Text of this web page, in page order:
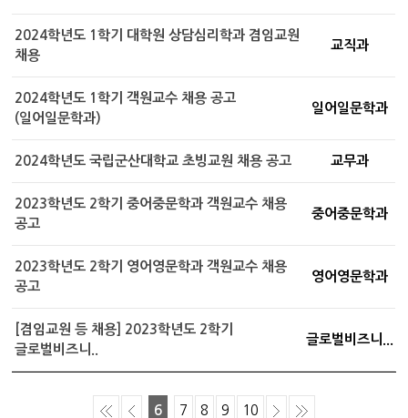
2024학년도 1학기 대학원 상담심리학과 겸임교원
채용
교직과
2024학년도 1학기 객원교수 채용 공고
(일어일문학과)
일어일문학과
2024학년도 국립군산대학교 초빙교원 채용 공고 교무과
2023학년도 2학기 중어중문학과 객원교수 채용
공고
중어중문학과
2023학년도 2학기 영어영문학과 객원교수 채용
공고
영어영문학과
[겸임교원 등 채용] 2023학년도 2학기
글로벌비즈니..
글로벌비즈니...
6 7 8 9 10